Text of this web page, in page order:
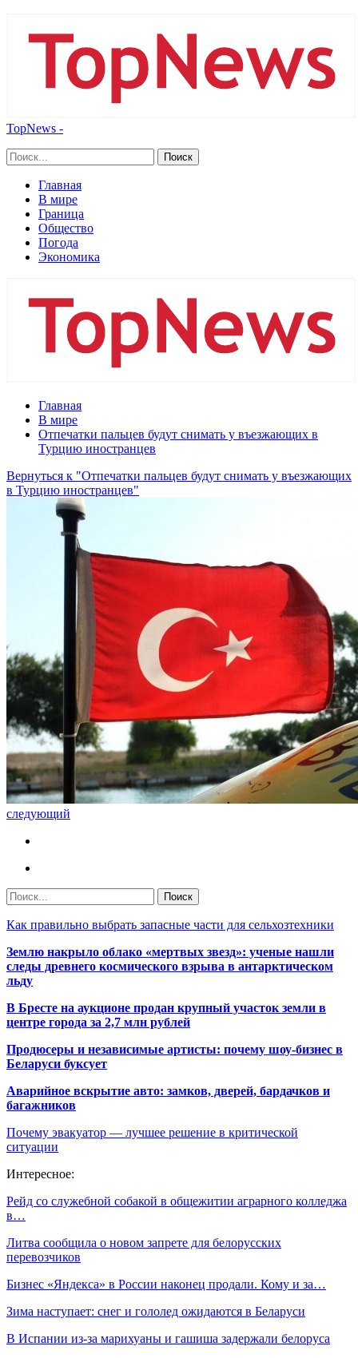
TopNews -
Главная
В мире
Граница
Общество
Погода
Экономика
Главная
В мире
Отпечатки пальцев будут снимать у въезжающих в
Турцию иностранцев
Вернуться к "Отпечатки пальцев будут снимать у въезжающих
в Турцию иностранцев"
следующий
Как правильно выбрать запасные части для сельхозтехники
Землю накрыло облако «мертвых звезд»: ученые нашли
следы древнего космического взрыва в антарктическом
льду
В Бресте на аукционе продан крупный участок земли в
центре города за 2,7 млн рублей
Продюсеры и независимые артисты: почему шоу-бизнес в
Беларуси буксует
Аварийное вскрытие авто: замков, дверей, бардачков и
багажников
Почему эвакуатор — лучшее решение в критической
ситуации
Интересное:
Рейд со служебной собакой в общежитии аграрного колледжа
в…
Литва сообщила о новом запрете для белорусских
перевозчиков
Бизнес «Яндекса» в России наконец продали. Кому и за…
Зима наступает: снег и гололед ожидаются в Беларуси
В Испании из-за марихуаны и гашиша задержали белоруса